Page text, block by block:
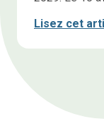
Lisez cet